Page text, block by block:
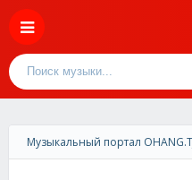
Музыкальный портал